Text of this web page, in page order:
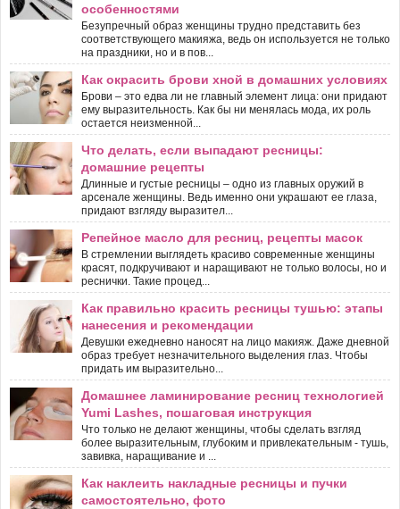
особенностями
Безупречный образ женщины трудно представить без
соответствующего макияжа, ведь он используется не только
на праздники, но и в пов...
Как окрасить брови хной в домашних условиях
Брови – это едва ли не главный элемент лица: они придают
ему выразительность. Как бы ни менялась мода, их роль
остается неизменной...
Что делать, если выпадают ресницы:
домашние рецепты
Длинные и густые ресницы – одно из главных оружий в
арсенале женщины. Ведь именно они украшают ее глаза,
придают взгляду выразител...
Репейное масло для ресниц, рецепты масок
В стремлении выглядеть красиво современные женщины
красят, подкручивают и наращивают не только волосы, но и
реснички. Такие процед...
Как правильно красить ресницы тушью: этапы
нанесения и рекомендации
Девушки ежедневно наносят на лицо макияж. Даже дневной
образ требует незначительного выделения глаз. Чтобы
придать им выразительно...
Домашнее ламинирование ресниц технологией
Yumi Lashes, пошаговая инструкция
Что только не делают женщины, чтобы сделать взгляд
более выразительным, глубоким и привлекательным - тушь,
завивка, наращивание и ...
Как наклеить накладные ресницы и пучки
самостоятельно, фото